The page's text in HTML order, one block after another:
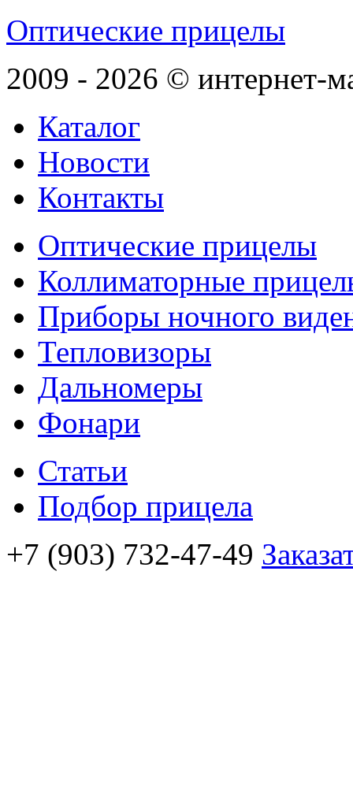
Оптические прицелы
2009 - 2026 © интернет-
Каталог
Новости
Контакты
Оптические прицелы
Коллиматорные
Приборы ночного
Тепловизоры
Дальномеры
Фонари
Статьи
Подбор прицела
+7 (903) 732-47-49